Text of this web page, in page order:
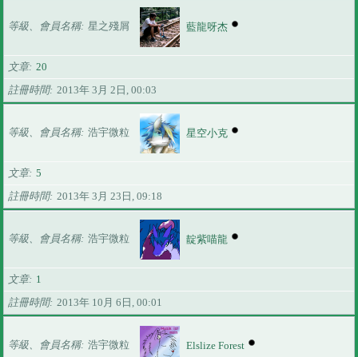
等級、會員名稱 星之殘屑 藍龍呀杰
文章 20
註冊時間
2013年 3月 2日, 00:03
等級、會員名稱 浩宇微粒 星空小克
文章 5
註冊時間
2013年 3月 23日, 09:18
等級、會員名稱 浩宇微粒 靛紫喵龍
文章
1
註冊時間
2013年 10月 6日, 00:01
等級、會員名稱 浩宇微粒 Elslize Forest